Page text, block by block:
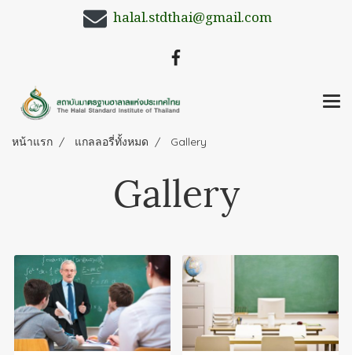
halal.stdthai@gmail.com
หน้าแรก แกลลอรี่ทั้งหมด Gallery
Gallery